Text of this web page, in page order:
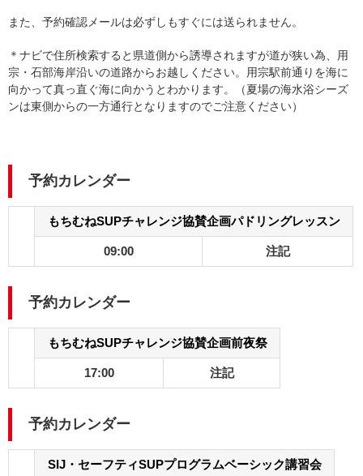
また、予約確認メールは必ずしもすぐには送られません。
＊ナビで住所検索すると県道側から誘導されますが道が狭い為、用
宗・石部海岸沿いの道路からお越しください。用宗駅前通りを海に
向かって真っ直ぐ海に向かうとわかります。（夏場の海水浴シーズ
ンは東側からの一方通行となりますのでご注意ください）
予約カレンダー
もちむねSUPチャレンジ協賛企画パドリングレッスン
09:00 注記
予約カレンダー
もちむねSUPチャレンジ協賛企画前夜祭
17:00 注記
予約カレンダー
SIJ・セーフティSUPプログラムベーシック講習会